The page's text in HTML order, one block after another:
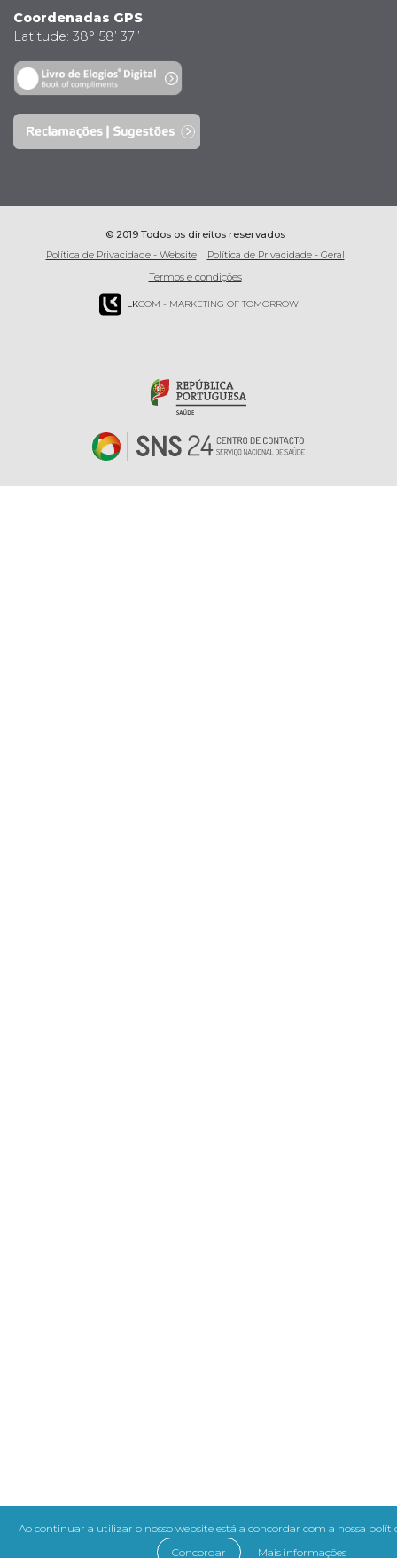
Ao continuar a utilizar o nosso website está a concordar com a nossa
Concordar
Mais informações
Coordenadas GPS
Latitude: 38° 58’ 37’’
© 2019 Todos os direitos reservados
Política de Privacidade - Website
Política de Privacidade - Geral
Termos e condições
LKCOM - MARKETING OF TOMORROW